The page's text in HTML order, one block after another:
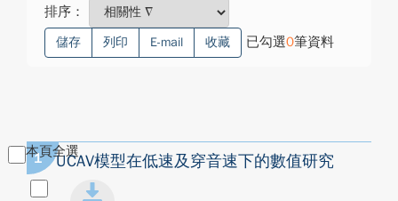
排序：
儲存 列印 E-mail 收藏 已勾選0筆資料
本頁全選
1 UCAV模型在低速及穿音速下的數值研究